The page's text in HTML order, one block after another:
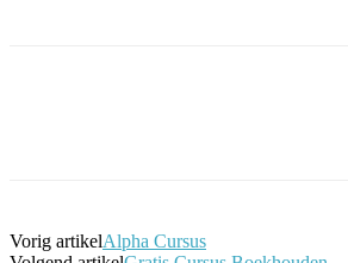
Vorig artikelAlpha Cursus